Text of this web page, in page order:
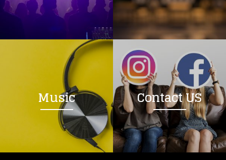
Music Contact US